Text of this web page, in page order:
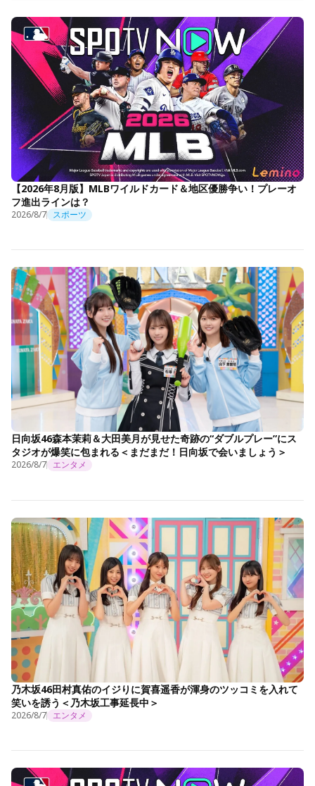
【2026年8月版】MLBワイルドカード＆地区優勝争い！プレーオ
フ進出ラインは？
2026/8/7 スポーツ
日向坂46森本茉莉＆大田美月が見せた奇跡の“ダブルプレー”にス
タジオが爆笑に包まれる＜まだまだ！日向坂で会いましょう＞
2026/8/7 エンタメ
乃木坂46田村真佑のイジりに賀喜遥香が渾身のツッコミを入れて
笑いを誘う＜乃木坂工事延長中＞
2026/8/7 エンタメ